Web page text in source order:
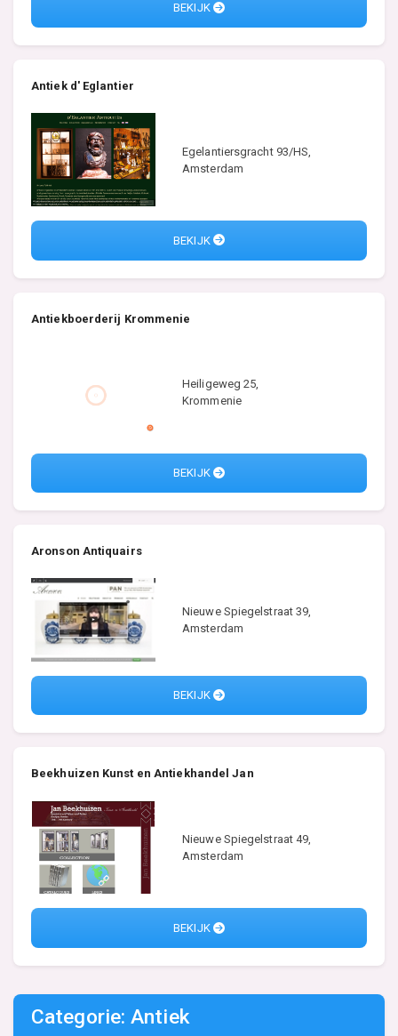
BEKIJK
Antiek d' Eglantier
Egelantiersgracht 93/HS,
Amsterdam
BEKIJK
Antiekboerderij Krommenie
Heiligeweg 25,
Krommenie
BEKIJK
Aronson Antiquairs
Nieuwe Spiegelstraat 39,
Amsterdam
BEKIJK
Beekhuizen Kunst en Antiekhandel Jan
Nieuwe Spiegelstraat 49,
Amsterdam
BEKIJK
Categorie: Antiek